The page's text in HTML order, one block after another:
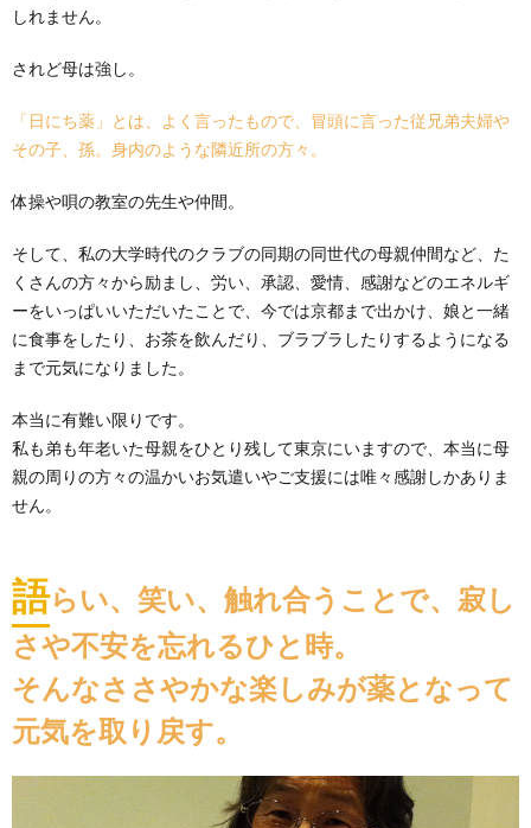
しれません。
されど母は強し。
「日にち薬」とは、よく言ったもので、冒頭に言った従兄弟夫婦や
その子、孫。身内のような隣近所の方々。
体操や唄の教室の先生や仲間。
そして、私の大学時代のクラブの同期の同世代の母親仲間など、た
くさんの方々から励まし、労い、承認、愛情、感謝などのエネルギ
ーをいっぱいいただいたことで、今では京都まで出かけ、娘と一緒
に食事をしたり、お茶を飲んだり、ブラブラしたりするようになる
まで元気になりました。
本当に有難い限りです。
私も弟も年老いた母親をひとり残して東京にいますので、本当に母
親の周りの方々の温かいお気遣いやご支援には唯々感謝しかありま
せん。
語らい、笑い、触れ合うことで、寂し
さや不安を忘れるひと時。
そんなささやかな楽しみが薬となって
元気を取り戻す。